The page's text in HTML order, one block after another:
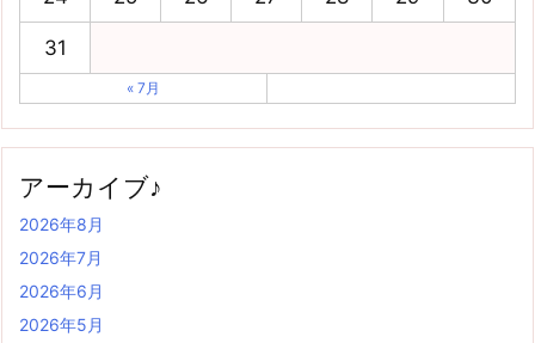
31
« 7月
アーカイブ♪
2026年8月
2026年7月
2026年6月
2026年5月